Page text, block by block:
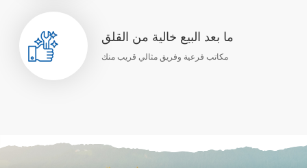
ما بعد البيع خالية من القلق
مكاتب فرعية وفريق مثالي قريب منك